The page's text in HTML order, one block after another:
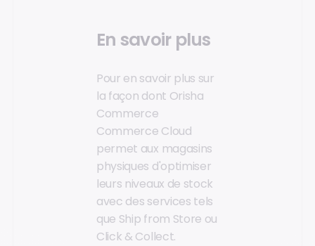
En savoir plus
Pour en savoir plus sur
la façon dont Orisha
Commerce
Commerce Cloud
permet aux magasins
physiques d'optimiser
leurs niveaux de stock
avec des services tels
que Ship from Store ou
Click & Collect.